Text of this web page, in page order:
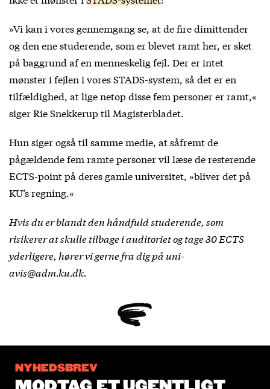
»Vi kan i vores gennemgang se, at de fire dimittender
og den ene studerende, som er blevet ramt her, er sket
på baggrund af en menneskelig fejl. Der er intet
mønster i fejlen i vores STADS-system, så det er en
tilfældighed, at lige netop disse fem personer er ramt,«
siger Rie Snekkerup til Magisterbladet.
Hun siger også til samme medie, at såfremt de
pågældende fem ramte personer vil læse de resterende
ECTS-point på deres gamle universitet, »bliver det på
KU’s regning.«
Hvis du er blandt den håndfuld studerende, som
risikerer at skulle tilbage i auditoriet og tage 30 ECTS
yderligere, hører vi gerne fra dig på uni-
avis@adm.ku.dk.
NYHEDSBREV